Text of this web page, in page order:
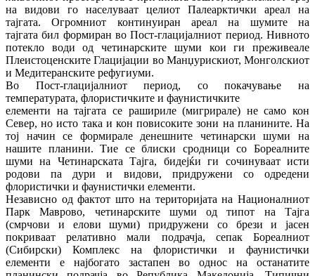
на видови го населуваат целиот Палеарктички ареал на
тајгата. Огромниот континуиран ареал на шумите на
тајгата бил формиран во Пост‐глацијалниот период. Нивното
потекло води од четинарските шуми кои ги преживеале
Плеистоценските Глацијации во Манџурискиот, Монголскиот
и Медитеранските рефугиуми.
Во Пост‐глацијалниот период, со покачување на
температурата, флористичките и фаунистичките
елементи на тајгата се рашириле (мигрирале) не само кон
Север, но исто така и кон повисоките зони на планините. На
тој начин се формирале денешните четинарски шуми на
нашите планини. Тие се блиски сродници со Бореалните
шуми на Четинарската Тајга, бидејќи ги сочинуваат исти
родови па дури и видови, придружени со одредени
флористички и фаунистички елементи.
Независно од фактот што на територијата на Националниот
Парк Маврово, четинарските шуми од типот на Тајга
(смрчови и елови шуми) придружени со брези и јасен
покриваат релативно мали подрачја, сепак Бореалниот
(Сибирски) Комплекс на флористички и фаунистички
елементи е најбогато застапен во однос на останатите